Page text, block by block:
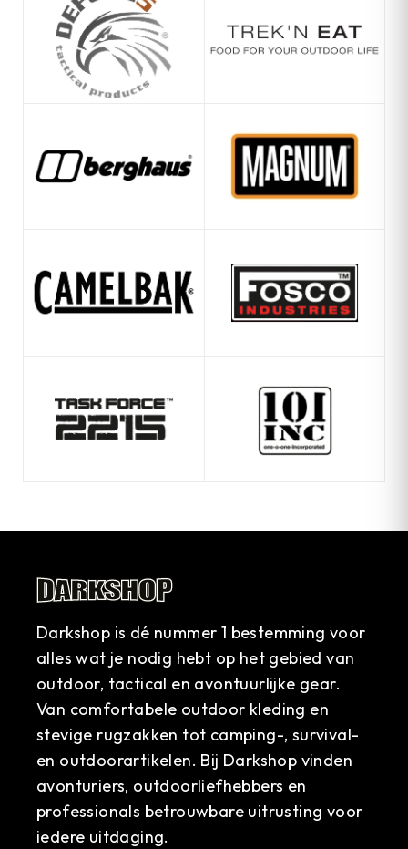
Darkshop is dé nummer 1 bestemming voor
alles wat je nodig hebt op het gebied van
outdoor, tactical en avontuurlijke gear.
Van comfortabele outdoor kleding en
stevige rugzakken tot camping-, survival-
en outdoorartikelen. Bij Darkshop vinden
avonturiers, outdoorliefhebbers en
professionals betrouwbare uitrusting voor
iedere uitdaging.